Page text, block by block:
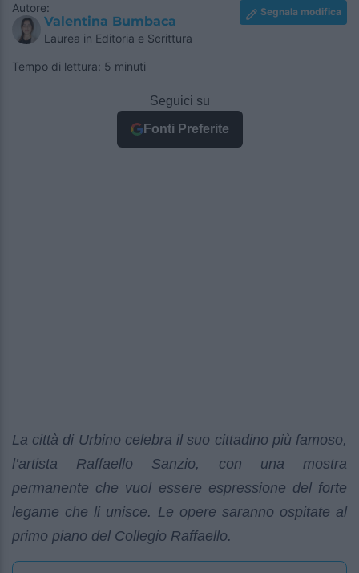
Autore:
Valentina Bumbaca
Laurea in Editoria e Scrittura
Segnala modifica
Tempo di lettura: 5 minuti
Seguici su
Fonti Preferite
La città di Urbino celebra il suo cittadino più famoso,
l’artista Raffaello Sanzio, con una mostra
permanente che vuol essere espressione del forte
legame che li unisce. Le opere saranno ospitate al
primo piano del Collegio Raffaello.